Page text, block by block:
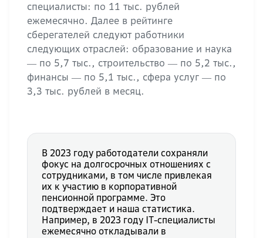
специалисты: по 11 тыс. рублей
ежемесячно. Далее в рейтинге
сберегателей следуют работники
следующих отраслей: образование и наука
― по 5,7 тыс., строительство ― по 5,2 тыс.,
финансы ― по 5,1 тыс., сфера услуг ― по
3,3 тыс. рублей в месяц.
В 2023 году работодатели сохраняли
фокус на долгосрочных отношениях с
сотрудниками, в том числе привлекая
их к участию в корпоративной
пенсионной программе. Это
подтверждает и наша статистика.
Например, в 2023 году IT-специалисты
ежемесячно откладывали в